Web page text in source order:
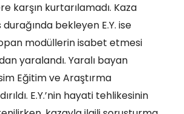
karşın kurtarılamadı. Kaza
durağında bekleyen E.Y. ise
modüllerin isabet etmesi
yaralandı. Yaralı bayan
Eğitim ve Araştırma
E.Y.’nin hayati tehlikesinin